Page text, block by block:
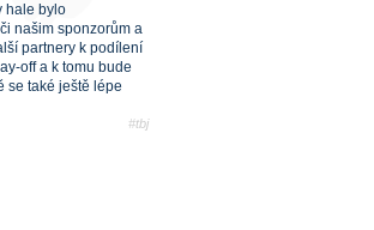
hale bylo
našim sponzorům a
partnery k podílení
off a k tomu bude
se také ještě lépe
#tbj